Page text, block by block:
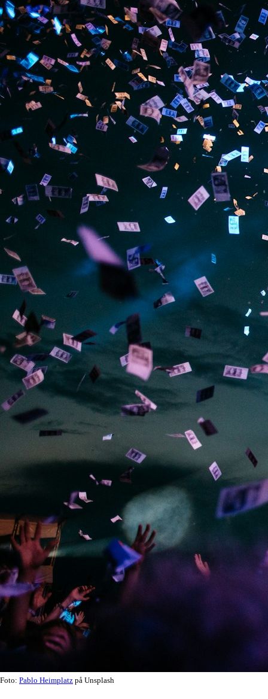
Foto: Pablo Heimplatz på Unsplash